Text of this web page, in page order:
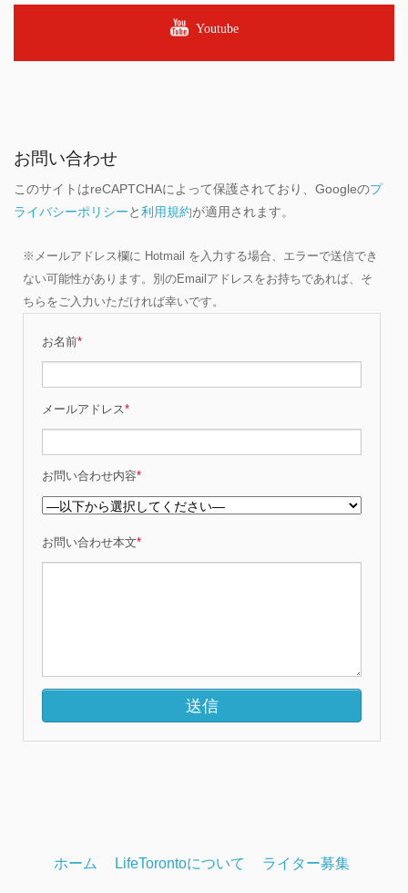
Youtube
お問い合わせ
このサイトはreCAPTCHAによって保護されており、Googleのプ
ライバシーポリシーと利用規約が適用されます。
※メールアドレス欄に Hotmail を入力する場合、エラーで送信でき
ない可能性があります。別のEmailアドレスをお持ちであれば、そ
ちらをご入力いただければ幸いです。
お名前*
メールアドレス*
お問い合わせ内容*
お問い合わせ本文*
ホーム LifeTorontoについて ライター募集